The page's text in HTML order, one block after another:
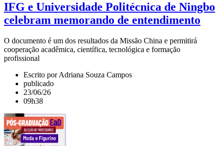
IFG e Universidade Politécnica de Ningbo
celebram memorando de entendimento
O documento é um dos resultados da Missão China e permitirá
cooperação acadêmica, científica, tecnológica e formação
profissional
Escrito por Adriana Souza Campos
publicado
23/06/26
09h38